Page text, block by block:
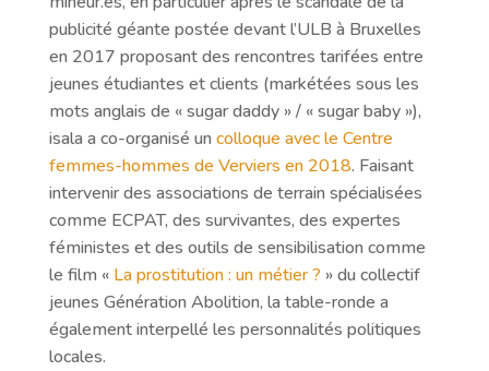
publicité géante postée devant l’ULB à Bruxelles
en 2017 proposant des rencontres tarifées entre
jeunes étudiantes et clients (markétées sous les
mots anglais de « sugar daddy » / « sugar baby »),
isala a co-organisé un colloque avec le Centre
femmes-hommes de Verviers en 2018. Faisant
intervenir des associations de terrain spécialisées
comme ECPAT, des survivantes, des expertes
féministes et des outils de sensibilisation comme
le film « La prostitution : un métier ? » du collectif
jeunes Génération Abolition, la table-ronde a
également interpellé les personnalités politiques
locales.